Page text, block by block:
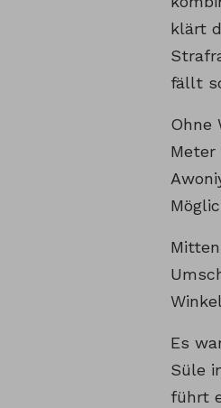
klärt
fällt
Ohne
Meter
Es
Süle
führt